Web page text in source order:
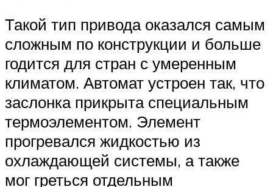
Такой тип привода оказался самым
сложным по конструкции и больше
годится для стран с умеренным
климатом. Автомат устроен так, что
заслонка прикрыта специальным
термоэлементом. Элемент
прогревался жидкостью из
охлаждающей системы, а также
мог греться отдельным